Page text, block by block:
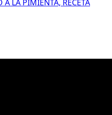
LA PIMIENTA, RECETA